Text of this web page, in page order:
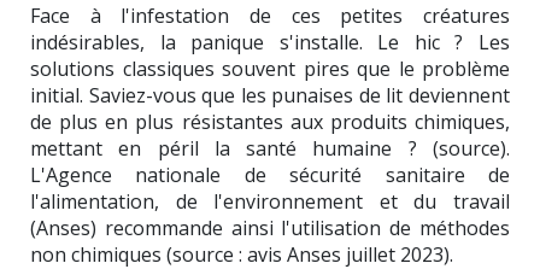
Face à l'infestation de ces petites créatures
indésirables, la panique s'installe. Le hic ? Les
solutions classiques souvent pires que le problème
initial. Saviez-vous que les punaises de lit deviennent
de plus en plus résistantes aux produits chimiques,
mettant en péril la santé humaine ? (source).
L'Agence nationale de sécurité sanitaire de
l'alimentation, de l'environnement et du travail
(Anses) recommande ainsi l'utilisation de méthodes
non chimiques (source : avis Anses juillet 2023).